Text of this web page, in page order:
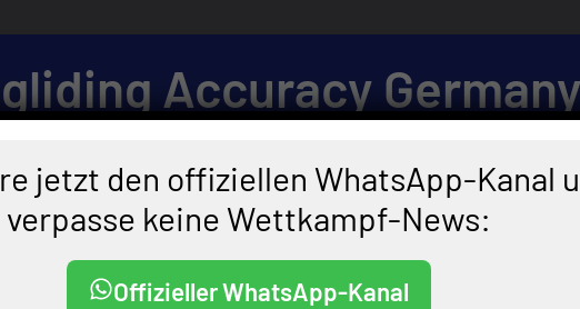
Accuracy Germany
Cup Finals 2025 • Friendship-Cup Germany 2025 •
jetzt den offiziellen WhatsApp-Kanal
verpasse keine Wettkampf-News:
Offizieller WhatsApp-Kanal